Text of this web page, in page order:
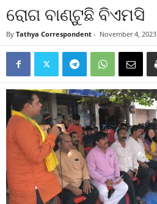
ରୋଗ ବାଣ୍ଟୁଛି ବିଏମସି
By Tathya Correspondent - November 4, 2023